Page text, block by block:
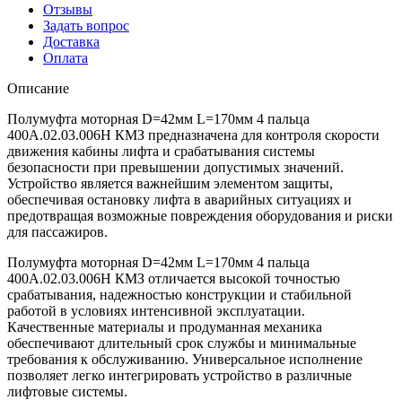
Отзывы
Задать вопрос
Доставка
Оплата
Описание
Полумуфта моторная D=42мм L=170мм 4 пальца
400А.02.03.006Н КМЗ предназначена для контроля скорости
движения кабины лифта и срабатывания системы
безопасности при превышении допустимых значений.
Устройство является важнейшим элементом защиты,
обеспечивая остановку лифта в аварийных ситуациях и
предотвращая возможные повреждения оборудования и риски
для пассажиров.
Полумуфта моторная D=42мм L=170мм 4 пальца
400А.02.03.006Н КМЗ отличается высокой точностью
срабатывания, надежностью конструкции и стабильной
работой в условиях интенсивной эксплуатации.
Качественные материалы и продуманная механика
обеспечивают длительный срок службы и минимальные
требования к обслуживанию. Универсальное исполнение
позволяет легко интегрировать устройство в различные
лифтовые системы.